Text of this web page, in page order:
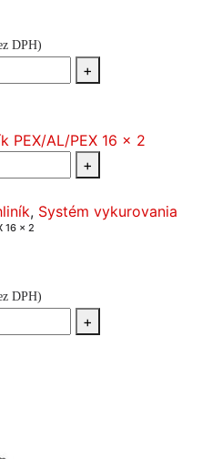
DPH)
+
+
, Systém vykurovania
16 x 2
DPH)
+